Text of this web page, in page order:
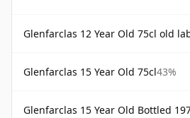
Glenfarclas 12 Year Old 75cl old
Glenfarclas 15 Year Old 75cl43%
Glenfarclas 15 Year Old Bottled